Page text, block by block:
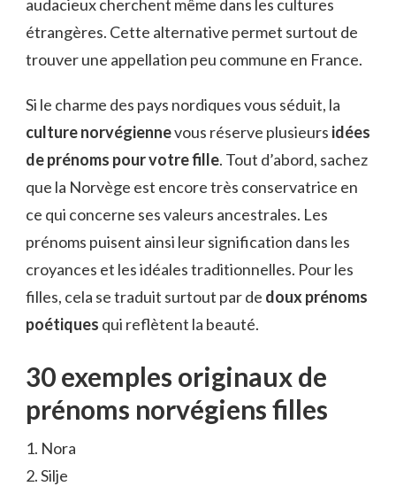
audacieux cherchent même dans les cultures
étrangères. Cette alternative permet surtout de
trouver une appellation peu commune en France.
Si le charme des pays nordiques vous séduit, la
culture norvégiennevous réserve plusieurs idées
de prénoms pour votre fille. Tout d’abord, sachez
que la Norvège est encore très conservatrice en
ce qui concerne ses valeurs ancestrales. Les
prénoms puisent ainsi leur signification dans les
croyances et les idéales traditionnelles. Pour les
filles, cela se traduit surtout par de doux prénoms
poétiques qui reflètent la beauté.
30 exemples originaux de
prénoms norvégiens filles
1. Nora
2. Silje